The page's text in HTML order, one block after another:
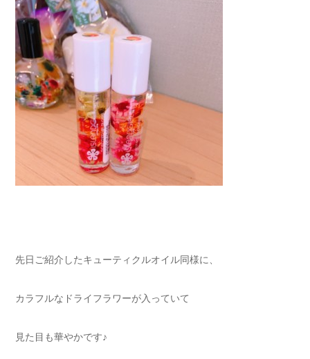
先日ご紹介したキューティクルオイル同様に、
カラフルなドライフラワーが入っていて
見た目も華やかです♪